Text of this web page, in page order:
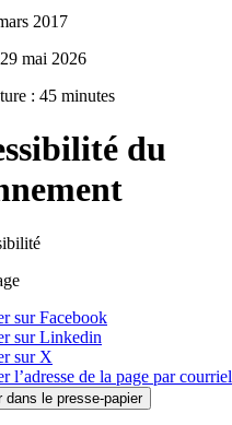
2017
mai 2026
: 45 minutes
du
sur Facebook
sur Linkedin
sur X
l’adresse de la page par courriel
dans le presse-papier